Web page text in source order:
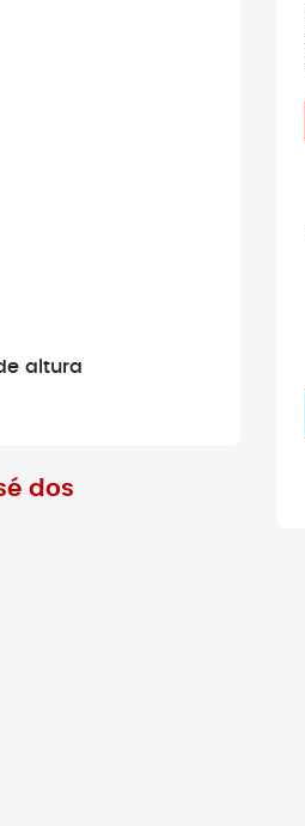
altura
dos
de fechar negócio, sempre